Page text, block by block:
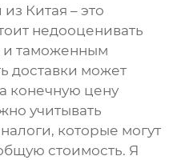
Китая – это
недооценивать
и таможенным
доставки может
конечную цену
учитывать
которые могут
стоимость. Я